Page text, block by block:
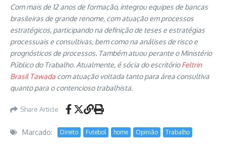
Com mais de 12 anos de formação, integrou equipes de bancas
brasileiras de grande renome, com atuação em processos
estratégicos, participando na definição de teses e estratégias
processuais e consultivas, bem como na análises de risco e
prognósticos de processos. Também atuou perante o Ministério
Público do Trabalho. Atualmente, é sócia do escritório Feltrin
Brasil Tawada com atuação voltada tanto para área consultiva
quanto para o contencioso trabalhista.
Share Article
Marcado: Direito Futebol home Opinião Trabalho